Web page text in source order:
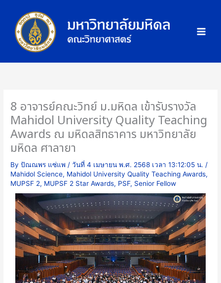
content
8 อาจารย์คณะวิทย์ ม.มหิดล เข้ารับรางวัล
Mahidol University Quality Teaching
Awards ณ มหิดลสิทธาคาร มหาวิทยาลัย
มหิดล ศาลายา
Byปัณณพร แซ่แพ /วันที่ 4 เมษายน พ.ศ. 2568 เวลา 13:12:05 น. /
Mahidol Science, Mahidol University Quality Teaching Awards,
MUPSF 2, MUPSF 2 Star Awards, PSF, Senior Fellow
ม